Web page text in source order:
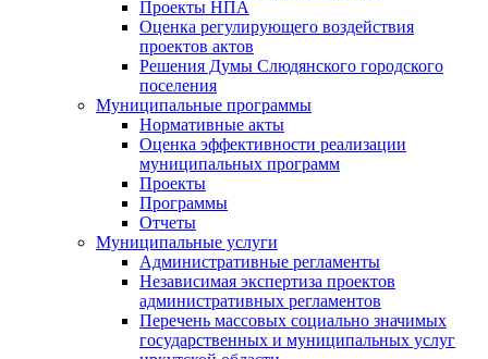
Проекты НПА
Оценка регулирующего воздействия
проектов актов
Решения Думы Слюдянского городского
поселения
Муниципальные программы
Нормативные акты
Оценка эффективности реализации
муниципальных программ
Проекты
Программы
Отчеты
Муниципальные услуги
Административные регламенты
Независимая экспертиза проектов
административных регламентов
Перечень массовых социально значимых
государственных и муниципальных услуг